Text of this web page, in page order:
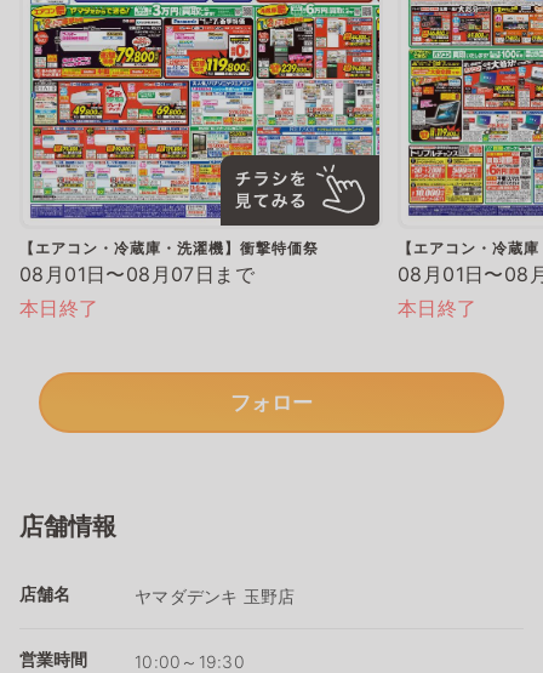
【エアコン・冷蔵庫・洗濯機】衝撃特価祭
08月01日〜08月07日まで
本日終了
【エアコン・冷蔵
08月01日〜08
本日終了
フォロー
店舗情報
店舗名 ヤマダデンキ 玉野店
営業時間 10:00～19:30